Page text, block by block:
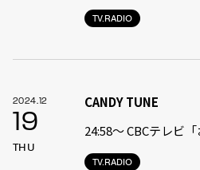
TV.RADIO
2024.12
19
THU
TV.RADIO
CANDY TUNE
24:58〜 CBCテレビ